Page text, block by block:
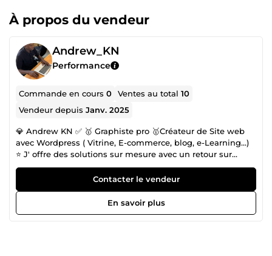
À propos du vendeur
Andrew_KN
Performance
Commande en cours0 Ventes au total10
Vendeur depuisJanv. 2025
💎 Andrew KN ✅ 🥇 Graphiste pro 🥇Créateur de Site web
avec Wordpress ( Vitrine, E-commerce, blog, e-Learning…)
⭐ J' offre des solutions sur mesure avec un retour sur
investissement ciblé ⭐ A l'écoute, Attentif &amp; Rapide 🥇
Formateur &amp; lecteurContacter le vendeur
En savoir plus